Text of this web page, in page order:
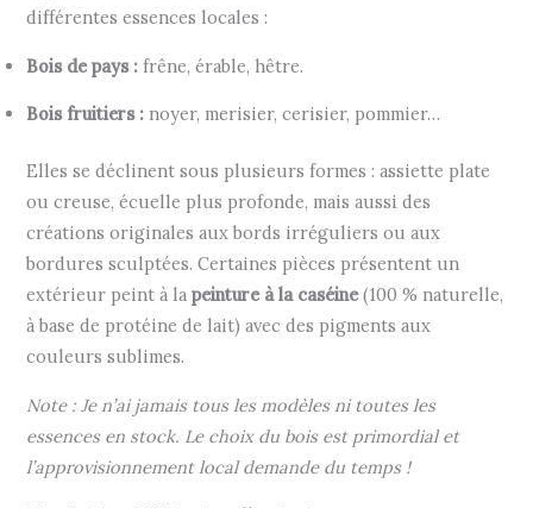
différentes essences locales :
Bois de pays : frêne, érable, hêtre.
Bois fruitiers : noyer, merisier, cerisier, pommier…
Elles se déclinent sous plusieurs formes : assiette plate
ou creuse, écuelle plus profonde, mais aussi des
créations originales aux bords irréguliers ou aux
bordures sculptées. Certaines pièces présentent un
extérieur peint à lapeinture à la caséine(100 % naturelle,
à base de protéine de lait) avec des pigments aux
couleurs sublimes.
Note : Je n’ai jamais tous les modèles ni toutes les
essences en stock. Le choix du bois est primordial et
l’approvisionnement local demande du temps !